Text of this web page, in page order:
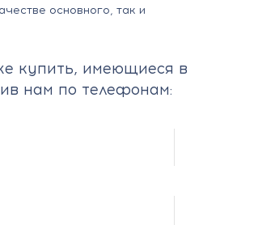
основного, так и
купить, имеющиеся в
нам по телефонам: